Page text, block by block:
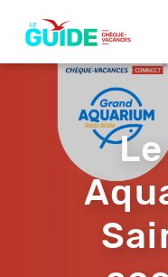
contenu
principal